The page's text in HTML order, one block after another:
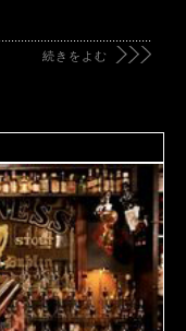
続きをよむ